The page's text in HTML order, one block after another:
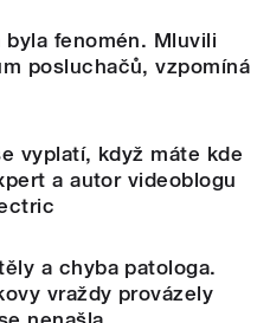
byla fenomén. Mluvili
posluchačů, vzpomíná
vyplatí, když máte kde
a autor videoblogu
a chyba patologa.
vraždy provázely